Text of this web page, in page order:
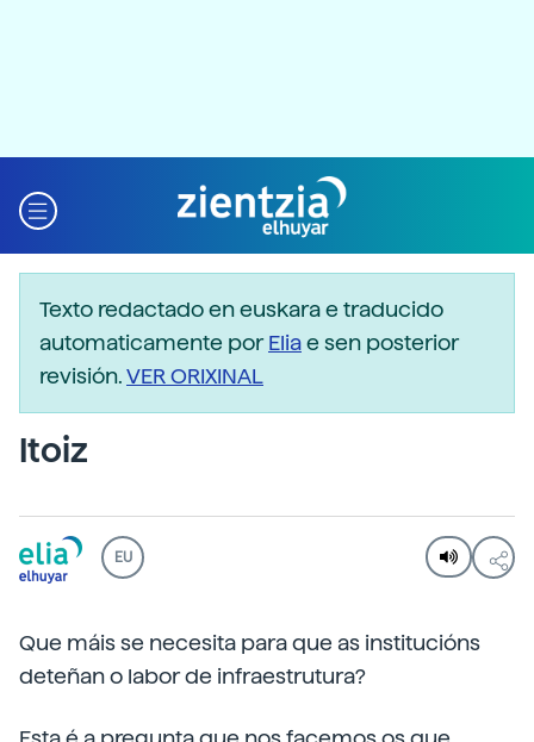
Texto redactado en euskara e traducido
automaticamente porEliae sen posterior
revisión.VER ORIXINAL
Itoiz
EU
Que máis se necesita para que as institucións
deteñan o labor de infraestrutura?